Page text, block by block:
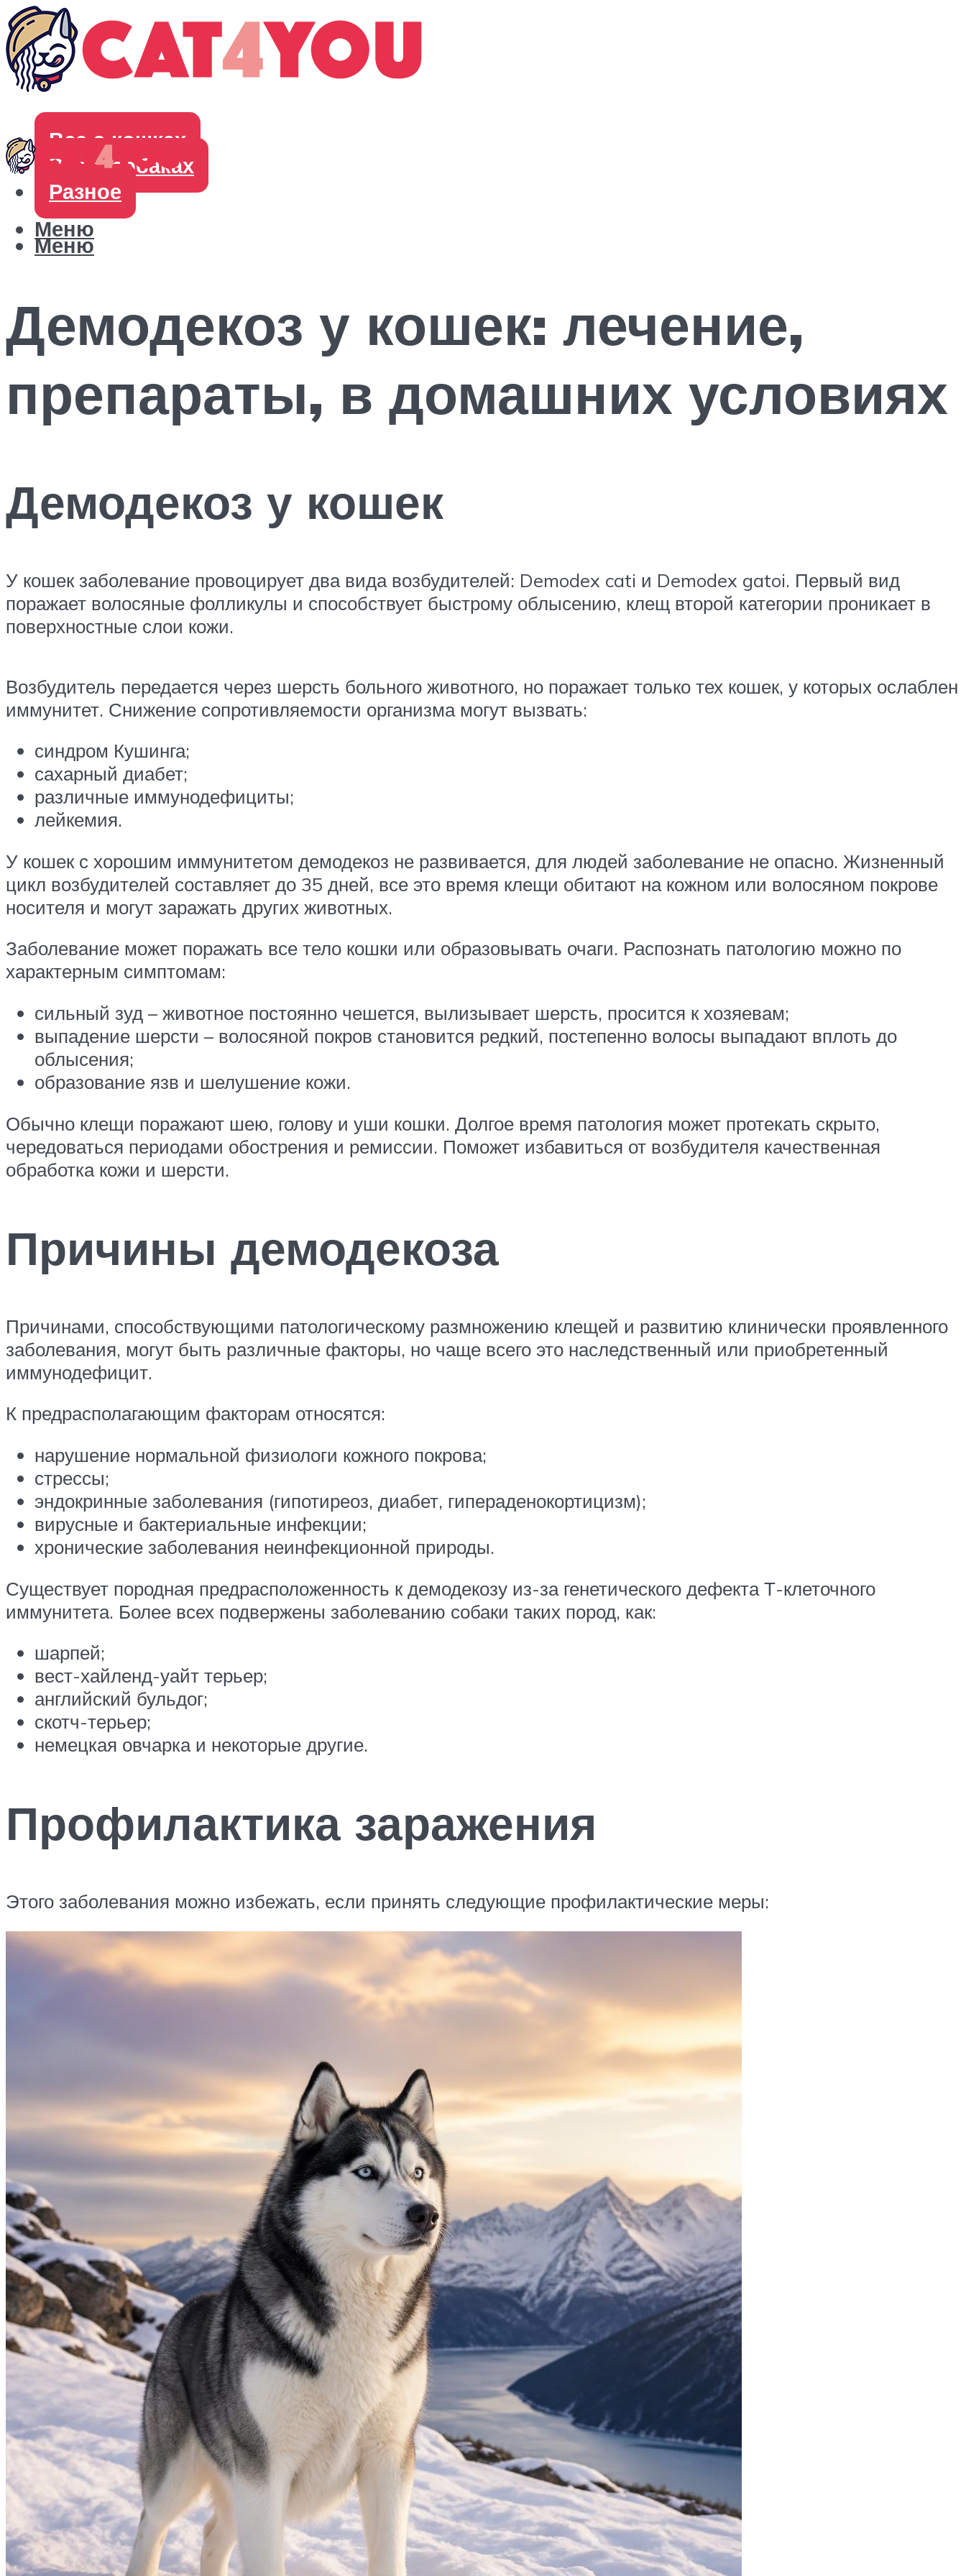
Все о кошках
Все о собаках
Разное
Меню
Меню
Демодекоз у кошек: лечение,
препараты, в домашних условиях
Демодекоз у кошек
У кошек заболевание провоцирует два вида возбудителей: Demodex cati и Demodex gatoi. Первый вид
поражает волосяные фолликулы и способствует быстрому облысению, клещ второй категории проникает в
поверхностные слои кожи.
Возбудитель передается через шерсть больного животного, но поражает только тех кошек, у которых ослаблен
иммунитет. Снижение сопротивляемости организма могут вызвать:
синдром Кушинга;
сахарный диабет;
различные иммунодефициты;
лейкемия.
У кошек с хорошим иммунитетом демодекоз не развивается, для людей заболевание не опасно. Жизненный
цикл возбудителей составляет до 35 дней, все это время клещи обитают на кожном или волосяном покрове
носителя и могут заражать других животных.
Заболевание может поражать все тело кошки или образовывать очаги. Распознать патологию можно по
характерным симптомам:
сильный зуд – животное постоянно чешется, вылизывает шерсть, просится к хозяевам;
выпадение шерсти – волосяной покров становится редкий, постепенно волосы выпадают вплоть до
облысения;
образование язв и шелушение кожи.
Обычно клещи поражают шею, голову и уши кошки. Долгое время патология может протекать скрыто,
чередоваться периодами обострения и ремиссии. Поможет избавиться от возбудителя качественная
обработка кожи и шерсти.
Причины демодекоза
Причинами, способствующими патологическому размножению клещей и развитию клинически проявленного
заболевания, могут быть различные факторы, но чаще всего это наследственный или приобретенный
иммунодефицит.
К предрасполагающим факторам относятся:
нарушение нормальной физиологи кожного покрова;
стрессы;
эндокринные заболевания (гипотиреоз, диабет, гипераденокортицизм);
вирусные и бактериальные инфекции;
хронические заболевания неинфекционной природы.
Существует породная предрасположенность к демодекозу из-за генетического дефекта Т-клеточного
иммунитета. Более всех подвержены заболеванию собаки таких пород, как:
шарпей;
вест-хайленд-уайт терьер;
английский бульдог;
скотч-терьер;
немецкая овчарка и некоторые другие.
Профилактика заражения
Этого заболевания можно избежать, если принять следующие профилактические меры: